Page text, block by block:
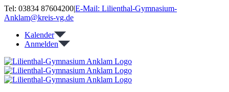
Zum
Inhalt
Tel: 03834 87604200|E-Mail: Lilienthal-Gymnasium-
Anklam@kreis-vg.de
Kalender
Anmelden